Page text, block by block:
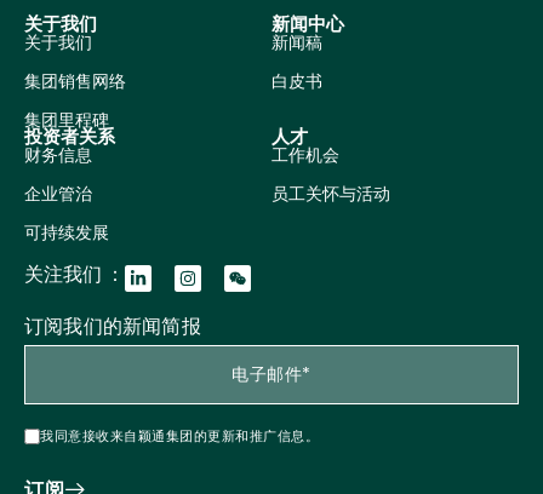
关于我们
关于我们
集团销售网络
集团里程碑
新闻中心
新闻稿
白皮书
投资者关系
财务信息
企业管治
可持续发展
人才
工作机会
员工关怀与活动
关注我们 ：
订阅我们的新闻简报
我同意接收来自颖通集团的更新和推广信息。
订阅